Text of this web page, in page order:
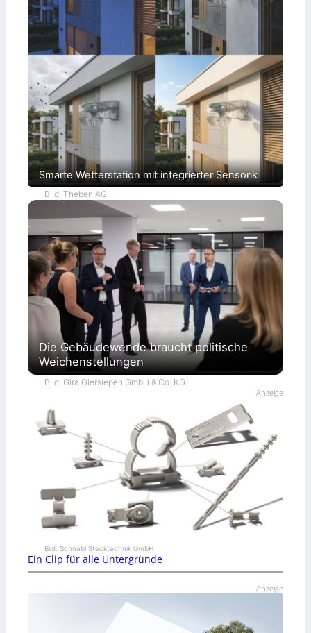
Smarte Wetterstation mit integrierter Sensorik
Bild: Theben AG
Die Gebäudewende braucht politische
Weichenstellungen
Bild: Gira Giersiepen GmbH & Co. KG
Anzeige
Bild: Schnabl Stecktechnik GmbH
Ein Clip für alle Untergründe
Anzeige